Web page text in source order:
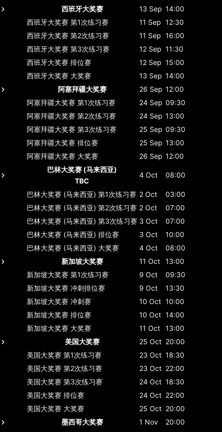
西班牙大奖赛
13 Sep 14:00
西班牙大奖赛 第1次练习赛 11 Sep 12:30
西班牙大奖赛 第2次练习赛 11 Sep 16:00
西班牙大奖赛 第3次练习赛 12 Sep 11:30
西班牙大奖赛 排位赛 12 Sep 15:00
西班牙大奖赛 大奖赛 13 Sep 14:00
阿塞拜疆大奖赛
26 Sep 12:00
阿塞拜疆大奖赛 第1次练习赛 24 Sep 09:30
阿塞拜疆大奖赛 第2次练习赛 24 Sep 13:00
阿塞拜疆大奖赛 第3次练习赛 25 Sep 09:30
阿塞拜疆大奖赛 排位赛 25 Sep 13:00
阿塞拜疆大奖赛 大奖赛 26 Sep 12:00
巴林大奖赛 (马来西亚)
TBC
4 Oct 08:00
巴林大奖赛 (马来西亚) 第1次练习赛 2 Oct
03:00
巴林大奖赛 (马来西亚) 第2次练习赛 2 Oct
07:00
巴林大奖赛 (马来西亚) 第3次练习赛 3 Oct
07:00
巴林大奖赛 (马来西亚) 排位赛 3 Oct
10:00
巴林大奖赛 (马来西亚) 大奖赛 4 Oct
08:00
新加坡大奖赛
11 Oct
13:00
新加坡大奖赛 第1次练习赛 9 Oct
09:30
新加坡大奖赛 冲刺排位赛 9 Oct
13:30
新加坡大奖赛 冲刺赛 10 Oct 10:00
新加坡大奖赛 排位赛 10 Oct 14:00
新加坡大奖赛 大奖赛 11 Oct
13:00
美国大奖赛
25 Oct 20:00
美国大奖赛 第1次练习赛 23 Oct 18:30
美国大奖赛 第2次练习赛 23 Oct 22:00
美国大奖赛 第3次练习赛 24 Oct 18:30
美国大奖赛 排位赛 24 Oct 22:00
美国大奖赛 大奖赛 25 Oct 20:00
墨西哥大奖赛
1 Nov
20:00